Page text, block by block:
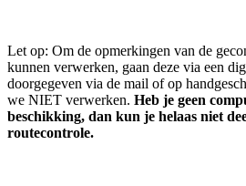
Let op: Om de opmerkingen van de
kunnen verwerken, gaan deze via een
doorgegeven via de mail of op
we NIET verwerken. Heb je geen
beschikking, dan kun je helaas niet
routecontrole.